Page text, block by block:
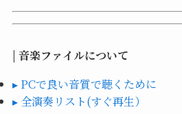
| 音楽ファイルについて
▸ PCで良い音質で聴くために
▸ 全演奏リスト(すぐ再生）